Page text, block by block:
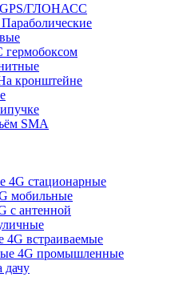
GPS/ГЛОНАСС
Параболические
гермобоксом
кронштейне
SMA
4G стационарные
мобильные
с антенной
4G встраиваемые
4G промышленные
дачу